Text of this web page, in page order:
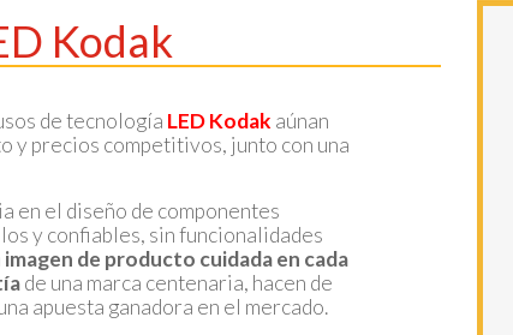
Kodak
de tecnología LED Kodak aúnan
y precios competitivos, junto con una
en el diseño de componentes
y confiables, sin funcionalidades
imagen de producto cuidada en cada
de una marca centenaria, hacen de
apuesta ganadora en el mercado.